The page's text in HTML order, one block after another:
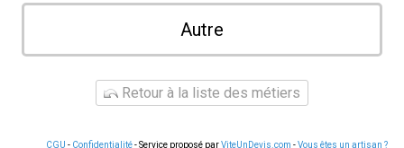
Autre
Retour à la liste des métiers
CGU - Confidentialité- Service proposé parViteUnDevis.com -Vous êtes un artisan ?